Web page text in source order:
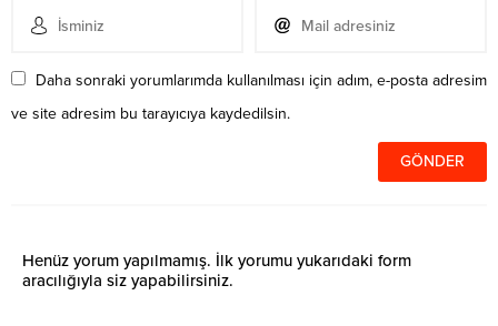
Daha sonraki yorumlarımda kullanılması için adım, e-posta adresim
ve site adresim bu tarayıcıya kaydedilsin.
Henüz yorum yapılmamış. İlk yorumu yukarıdaki form
aracılığıyla siz yapabilirsiniz.